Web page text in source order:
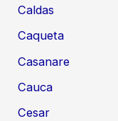
Caldas
Caqueta
Casanare
Cauca
Cesar